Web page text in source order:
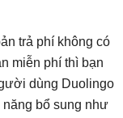
trả phí không có
miễn phí thì bạn
dùng Duolingo
năng bổ sung như